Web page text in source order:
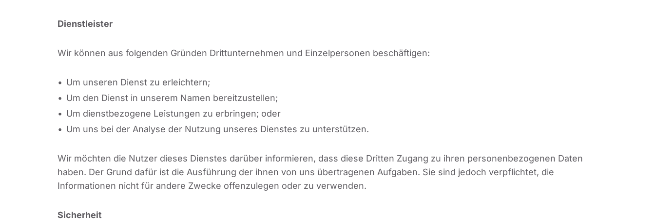
Dienstleister
Wir können aus folgenden Gründen Drittunternehmen und Einzelpersonen beschäftigen:
Um unseren Dienst zu erleichtern;
Um den Dienst in unserem Namen bereitzustellen;
Um dienstbezogene Leistungen zu erbringen; oder
Um uns bei der Analyse der Nutzung unseres Dienstes zu unterstützen.
Wir möchten die Nutzer dieses Dienstes darüber informieren, dass diese Dritten Zugang zu ihren personenbezogenen Daten
haben. Der Grund dafür ist die Ausführung der ihnen von uns übertragenen Aufgaben. Sie sind jedoch verpflichtet, die
Informationen nicht für andere Zwecke offenzulegen oder zu verwenden.
Sicherheit